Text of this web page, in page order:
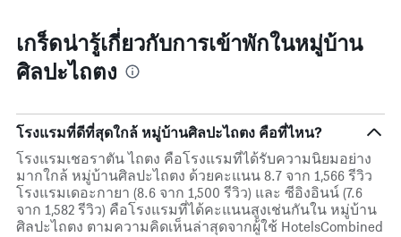
เกร็ดน่ารู้เกี่ยวกับการเข้าพักในหมู่บ้าน
ศิลปะไถตง
โรงแรมที่ดีที่สุดใกล้ หมู่บ้านศิลปะไถตง คือที่ไหน?
โรงแรมเชอราตัน ไถตง คือโรงแรมที่ได้รับความนิยมอย่าง
มากใกล้ หมู่บ้านศิลปะไถตง ด้วยคะแนน 8.7 จาก 1,566 รีวิว
โรงแรมเดอะกายา (8.6 จาก 1,500 รีวิว) และ ซีอิงอินน์ (7.6
จาก 1,582 รีวิว) คือโรงแรมที่ได้คะแนนสูงเช่นกันใน หมู่บ้าน
ศิลปะไถตง ตามความคิดเห็นล่าสุดจากผู้ใช้ HotelsCombined